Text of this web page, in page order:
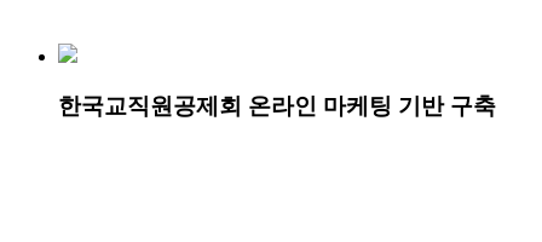
한국교직원공제회 온라인 마케팅 기반 구축